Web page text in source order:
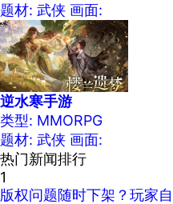
题材: 武侠 画面:
逆水寒手游
类型: MMORPG
题材: 武侠 画面:
热门新闻排行
1
版权问题随时下架？玩家